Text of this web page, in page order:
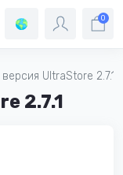
0
UltraStore 2.7.1
2.7.1